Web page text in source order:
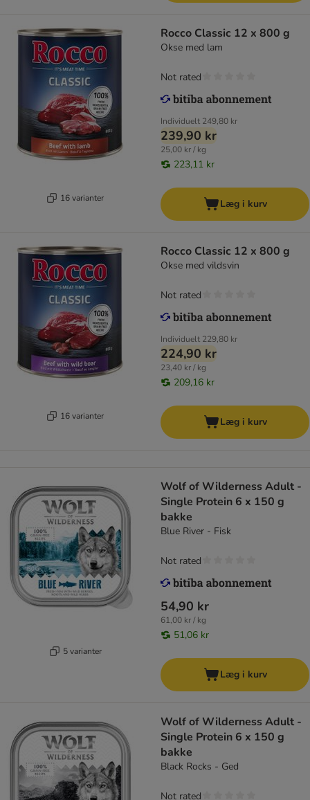
16 varianter
Rocco Classic 12 x 800 g
Okse med lam
Individuelt 249,80 kr
239,90 kr
25,00 kr / kg
223,11 kr
Not rated
Læg i kurv
16 varianter
Rocco Classic 12 x 800 g
Okse med vildsvin
Individuelt 229,80 kr
224,90 kr
23,40 kr / kg
209,16 kr
Not rated
Læg i kurv
5 varianter
Wolf of Wilderness Adult -
Single Protein 6 x 150 g
bakke
Blue River - Fisk
54,90 kr
61,00 kr / kg
51,06 kr
Not rated
Læg i kurv
Wolf of Wilderness Adult -
Single Protein 6 x 150 g
bakke
Black Rocks - Ged
Not rated